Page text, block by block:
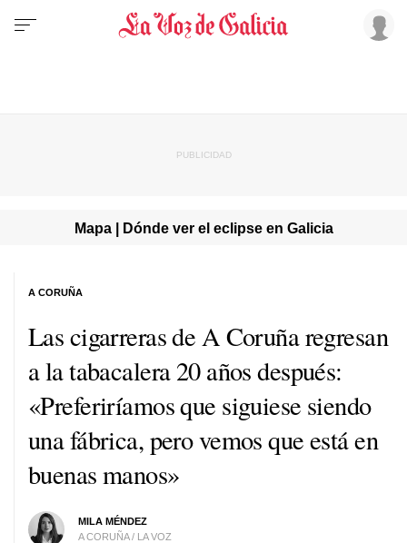
Mapa | Dónde ver el eclipse en Galicia
Las cigarreras de A Coruña regresan
a la tabacalera 20 años después:
«Preferiríamos que siguiese siendo
una fábrica, pero vemos que está en
buenas manos»
MILA MÉNDEZ
A CORUÑA / LA VOZ
A CORUÑA